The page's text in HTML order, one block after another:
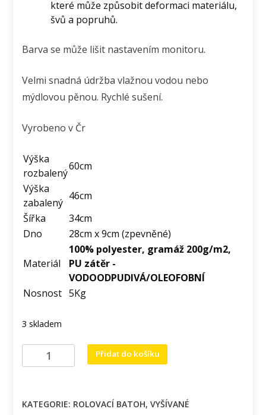
které může způsobit deformaci materiálu,
švů a popruhů.
Barva se může lišit nastavením monitoru.
Velmi snadná údržba vlažnou vodou nebo
mýdlovou pěnou. Rychlé sušení.
Vyrobeno v Čr
Výška
rozbalený
60cm
Výška
zabalený
46cm
Šířka
34cm
Dno
28cm x 9cm (zpevněné)
Materiál
100% polyester, gramáž 200g/m2,
PU zátěr -
VODOODPUDIVÁ/OLEOFOBNÍ
Nosnost 5Kg
3 skladem
Rolovací
batoh
Fénix
Přidat do košíku
KATEGORIE: ROLOVACÍ BATOH,VYŠÍVANÉ